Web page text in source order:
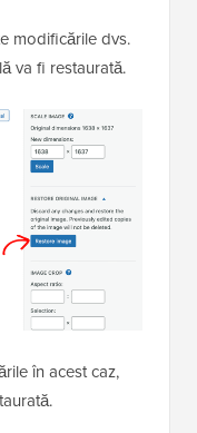
modificările dvs.
va fi restaurată.
în acest caz,